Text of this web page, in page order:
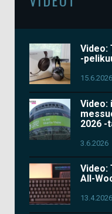
Video:
-
15.6.2026
Video:
2026 -
3.6.2026
Video:
All-
13.4.2026